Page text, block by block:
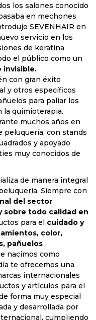
los salones conocido
en mechones
SEVENHAIR en
servicio en los
de keratina
el público como un
invisible.
con gran éxito
y otros específicos
para paliar los
la quimioterapia.
muchos años en
peluquería, con stands
y apoyado
muy conocidos de
de manera integral
Siempre con
del sector
sobre todo calidad en
para el cuidado y
color,
pañuelos
nacimos como
te ofrecemos una
internacionales
y artículos para el
forma muy especial
y desarrollada por
cumpliendo